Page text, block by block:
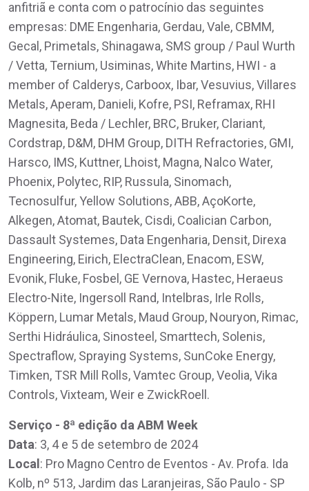
anfitriã e conta com o patrocínio das seguintes
empresas: DME Engenharia, Gerdau, Vale, CBMM,
Gecal, Primetals, Shinagawa, SMS group / Paul Wurth
/ Vetta, Ternium, Usiminas, White Martins, HWI - a
member of Calderys, Carboox, Ibar, Vesuvius, Villares
Metals, Aperam, Danieli, Kofre, PSI, Reframax, RHI
Magnesita, Beda / Lechler, BRC, Bruker, Clariant,
Cordstrap, D&M, DHM Group, DITH Refractories, GMI,
Harsco, IMS, Kuttner, Lhoist, Magna, Nalco Water,
Phoenix, Polytec, RIP, Russula, Sinomach,
Tecnosulfur, Yellow Solutions, ABB, AçoKorte,
Alkegen, Atomat, Bautek, Cisdi, Coalician Carbon,
Dassault Systemes, Data Engenharia, Densit, Direxa
Engineering, Eirich, ElectraClean, Enacom, ESW,
Evonik, Fluke, Fosbel, GE Vernova, Hastec, Heraeus
Electro-Nite, Ingersoll Rand, Intelbras, Irle Rolls,
Köppern, Lumar Metals, Maud Group, Nouryon, Rimac,
Serthi Hidráulica, Sinosteel, Smarttech, Solenis,
Spectraflow, Spraying Systems, SunCoke Energy,
Timken, TSR Mill Rolls, Vamtec Group, Veolia, Vika
Controls, Vixteam, Weir e ZwickRoell.
Serviço - 8ª edição da ABM Week
Data: 3, 4 e 5 de setembro de 2024
Local: Pro Magno Centro de Eventos - Av. Profa. Ida
Kolb, nº 513, Jardim das Laranjeiras, São Paulo - SP